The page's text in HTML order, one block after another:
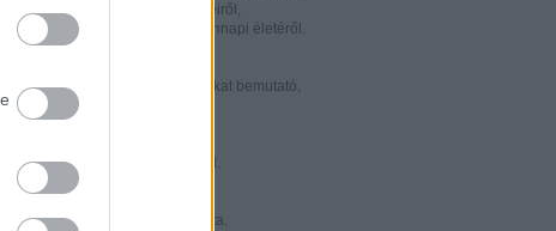
folyóiratairól, kiadott könyveiről,
ösztöndíjairól és mindennapi életéről.
és ritka történelmi dokumentumokat bemutató,
és könnyen átlátható honlap.
és egyéb témákat kínáló oldal.
olasz folyóirat online változata.